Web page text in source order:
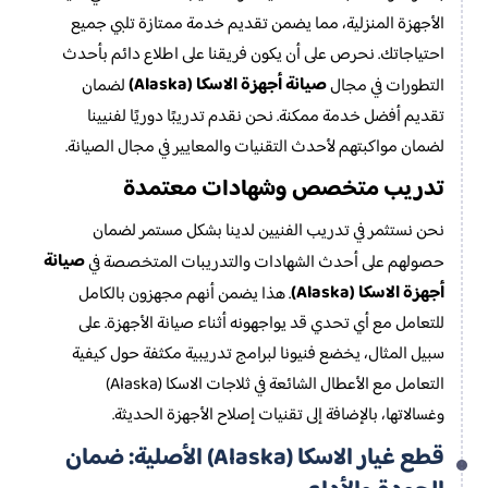
الأجهزة المنزلية، مما يضمن تقديم خدمة ممتازة تلبي جميع
احتياجاتك. نحرص على أن يكون فريقنا على اطلاع دائم بأحدث
التطورات في مجالصيانة أجهزة الاسكا (Alaska)
لضمان
تقديم أفضل خدمة ممكنة. نحن نقدم تدريبًا دوريًا لفنيينا
لضمان مواكبتهم لأحدث التقنيات والمعايير في مجال الصيانة.
تدريب متخصص وشهادات معتمدة
نحن نستثمر في تدريب الفنيين لدينا بشكل مستمر لضمان
حصولهم على أحدث الشهادات والتدريبات المتخصصة فيصيانة
أجهزة الاسكا (Alaska)
. هذا يضمن أنهم مجهزون بالكامل
للتعامل مع أي تحدي قد يواجهونه أثناء صيانة الأجهزة. على
سبيل المثال، يخضع فنيونا لبرامج تدريبية مكثفة حول كيفية
التعامل مع الأعطال الشائعة في ثلاجات الاسكا (Alaska)
وغسالاتها، بالإضافة إلى تقنيات إصلاح الأجهزة الحديثة.
قطع غيار الاسكا (Alaska) الأصلية: ضمان